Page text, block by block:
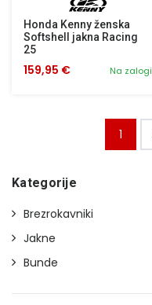
Honda Kenny ženska
Softshell jakna Racing
25
Na zalogi
159,95 €
1
Kategorije
Brezrokavniki
Jakne
Bunde